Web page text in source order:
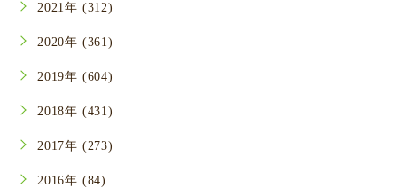
2021年 (312)
2020年 (361)
2019年 (604)
2018年 (431)
2017年 (273)
2016年 (84)